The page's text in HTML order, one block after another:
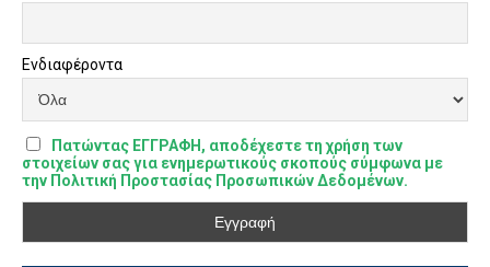
Ενδιαφέροντα
Πατώντας ΕΓΓΡΑΦΗ, αποδέχεστε τη χρήση των
στοιχείων σας για ενημερωτικούς σκοπούς σύμφωνα με
την Πολιτική Προστασίας Προσωπικών Δεδομένων.